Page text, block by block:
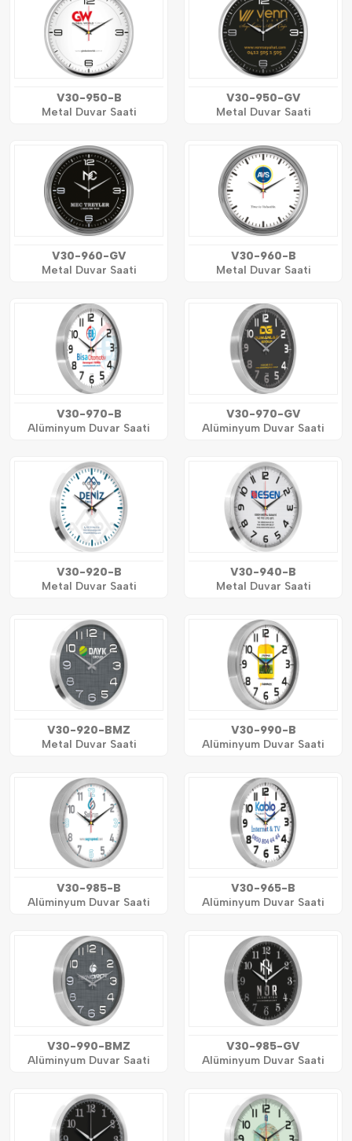
V30-950-B
Metal Duvar Saati
V30-950-GV
Metal Duvar Saati
V30-960-GV
Metal Duvar Saati
V30-960-B
Metal Duvar Saati
V30-970-B
Alüminyum Duvar Saati
V30-970-GV
Alüminyum Duvar Saati
V30-920-B
Metal Duvar Saati
V30-940-B
Metal Duvar Saati
V30-920-BMZ
Metal Duvar Saati
V30-990-B
Alüminyum Duvar Saati
V30-985-B
Alüminyum Duvar Saati
V30-965-B
Alüminyum Duvar Saati
V30-990-BMZ
Alüminyum Duvar Saati
V30-985-GV
Alüminyum Duvar Saati